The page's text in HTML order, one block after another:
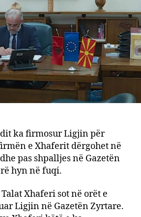
Talat
ka firmosur Ligjin për
e Xhaferit dërgohet në
pas shpalljes në Gazetën
hyn në fuqi.
Xhaferi sot në orët e
Ligjin në Gazetën Zyrtare.